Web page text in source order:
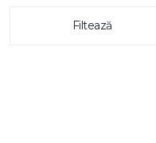
Filtează